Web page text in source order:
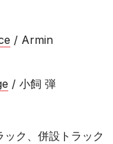
/ Armin
/ 小飼 弾
ク、併設トラック